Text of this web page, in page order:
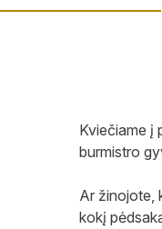
Kviečiame į
burmistro
Ar žinojote,
kokį